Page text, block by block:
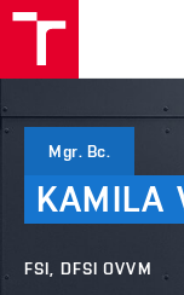
Mgr. Bc.
KAMILA
FSI, DFSI OVVM